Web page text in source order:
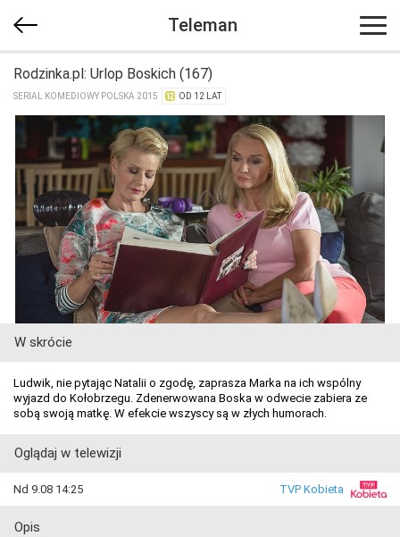
Teleman
Rodzinka.pl: Urlop Boskich (167)
SERIAL KOMEDIOWY POLSKA 2015 OD 12 LAT
W skrócie
Ludwik, nie pytając Natalii o zgodę, zaprasza Marka na ich wspólny
wyjazd do Kołobrzegu. Zdenerwowana Boska w odwecie zabiera ze
sobą swoją matkę. W efekcie wszyscy są w złych humorach.
Oglądaj w telewizji
Nd 9.08 14:25 TVP Kobieta
Opis